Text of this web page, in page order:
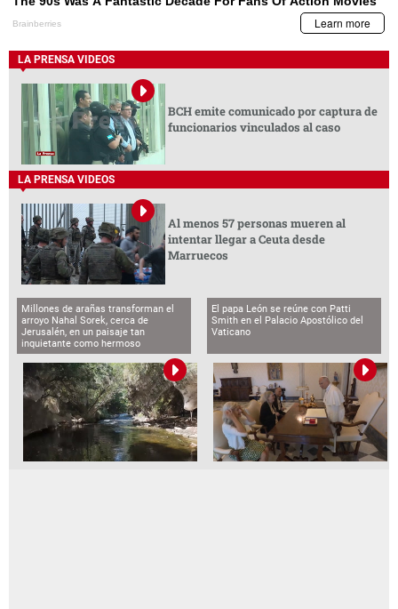
LA PRENSA VIDEOS
BCH emite comunicado por captura de
funcionarios vinculados al caso
LA PRENSA VIDEOS
Al menos 57 personas mueren al
intentar llegar a Ceuta desde
Marruecos
Millones de arañas transforman el
arroyo Nahal Sorek, cerca de
Jerusalén, en un paisaje tan
inquietante como hermoso
El papa León se reúne con Patti
Smith en el Palacio Apostólico del
Vaticano